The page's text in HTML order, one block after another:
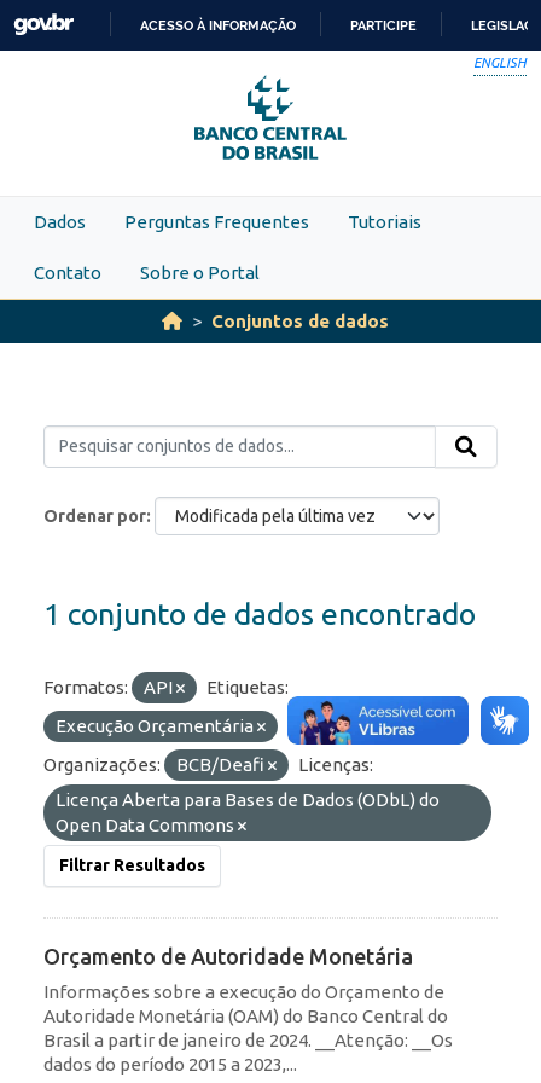
Skip to main content
PARA
O
CONTEÚDO
ACESSO À INFORMAÇÃO PARTICIPE
ENGLISH
Dados Perguntas Frequentes Tutoriais
Contato Sobre o Portal
Conjuntos de dados
Ordenar por
1 conjunto de dados encontrado
Formatos: API
Etiquetas:
Execução Orçamentária
Orçamento
Organizações:
BCB/Deafi
Licenças:
Licença Aberta para Bases de Dados (ODbL) do
Open Data Commons
Filtrar Resultados
Orçamento de Autoridade Monetária
Informações sobre a execução do Orçamento de
Autoridade Monetária (OAM) do Banco Central do
Brasil a partir de janeiro de 2024. __Atenção: __Os
dados do período 2015 a 2023,...